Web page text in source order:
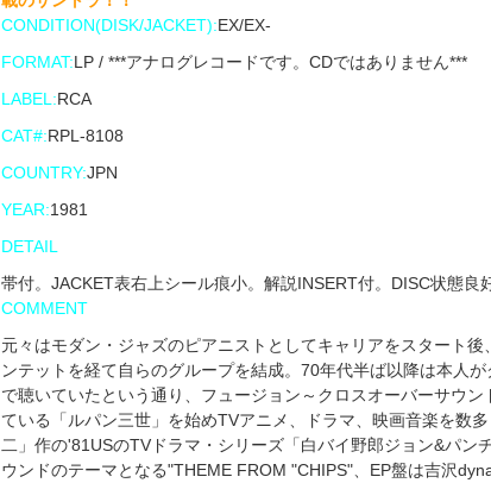
CONDITION(DISK/JACKET):EX/EX-
FORMAT:LP / ***アナログレコードです。CDではありません***
LABEL:RCA
CAT#:RPL-8108
COUNTRY:JPN
YEAR:1981
DETAIL
帯付。JACKET表右上シール痕小。解説INSERT付。DISC状態良好
COMMENT
元々はモダン・ジャズのピアニストとしてキャリアをスタート
ンテットを経て自らのグループを結成。70年代半ば以降は本人
で聴いていたという通り、フュージョン～クロスオーバーサウ
ている「ルパン三世」を始めTVアニメ、ドラマ、映画音楽を数
二」作の'81USのTVドラマ・シリーズ「白バイ野郎ジョン&パ
ウンドのテーマとなる"THEME FROM "CHIPS"、EP盤は吉沢